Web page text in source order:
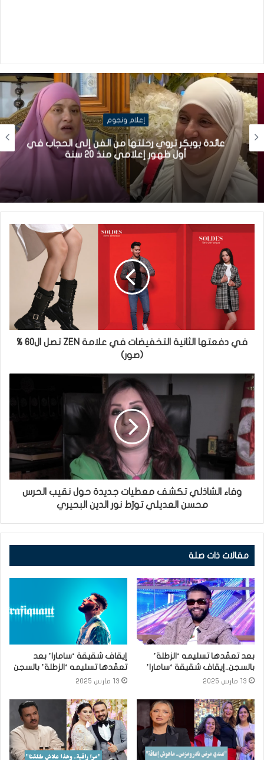
إعلام ونجوم
عائدة بوبكر تروي رحلتها من الفن إلى الحجاب في
أول ظهور إعلامي منذ 20 سنة
في دفعتها الثانية التخفيضات في علامة ZEN تصل ال60 %
(صور)
وفاء الشاذلي تكشف معطيات جديدة حول نقيب الحرس
محسن العديلي تورّط نور الدين البحيري
مقالات ذات صلة
بعد تعمّدها تسليمه ‘الزطلة’
بالسجن..إيقاف شقيقة ‘سامارا’
13 مارس 2025
إيقاف شقيقة ‘سامارا’ بعد
تعمّدها تسليمه ‘الزطلة’ بالسجن
13 مارس 2025